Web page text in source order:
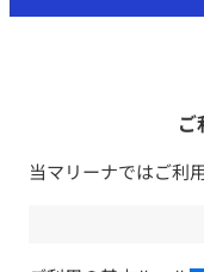
当マリーナではご利